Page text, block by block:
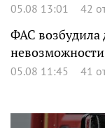
05.08 13:01 42
ФАС возбудила
невозможности
05.08 11:45 41